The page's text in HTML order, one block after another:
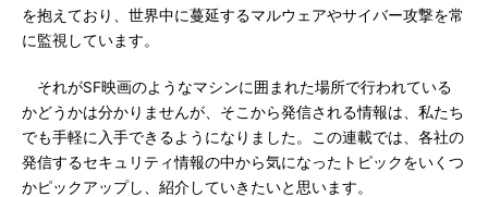
を抱えており、世界中に蔓延するマルウェアやサイバー攻撃を常
に監視しています。
それがSF映画のようなマシンに囲まれた場所で行われている
かどうかは分かりませんが、そこから発信される情報は、私たち
でも手軽に入手できるようになりました。この連載では、各社の
発信するセキュリティ情報の中から気になったトピックをいくつ
かピックアップし、紹介していきたいと思います。